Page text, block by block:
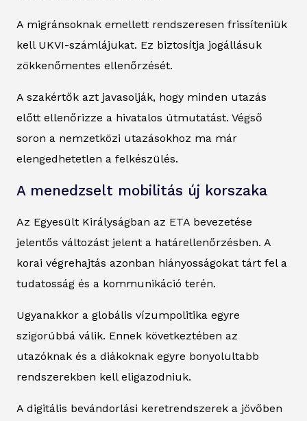
A migránsoknak emellett rendszeresen frissíteniük
kell UKVI-számlájukat. Ez biztosítja jogállásuk
zökkenőmentes ellenőrzését.
A szakértők azt javasolják, hogy minden utazás
előtt ellenőrizze a hivatalos útmutatást. Végső
soron a nemzetközi utazásokhoz ma már
elengedhetetlen a felkészülés.
A menedzselt mobilitás új korszaka
Az Egyesült Királyságban az ETA bevezetése
jelentős változást jelent a határellenőrzésben. A
korai végrehajtás azonban hiányosságokat tárt fel a
tudatosság és a kommunikáció terén.
Ugyanakkor a globális vízumpolitika egyre
szigorúbbá válik. Ennek következtében az
utazóknak és a diákoknak egyre bonyolultabb
rendszerekben kell eligazodniuk.
A digitális bevándorlási keretrendszerek a jövőben